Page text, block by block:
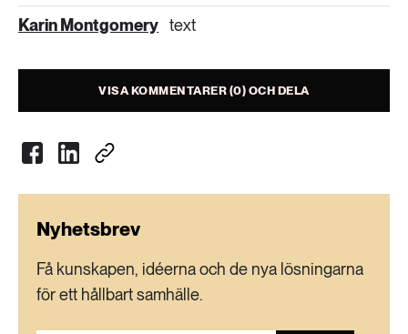
Karin Montgomery text
VISA KOMMENTARER (0) OCH DELA
Nyhetsbrev
Få kunskapen, idéerna och de nya lösningarna
för ett hållbart samhälle.